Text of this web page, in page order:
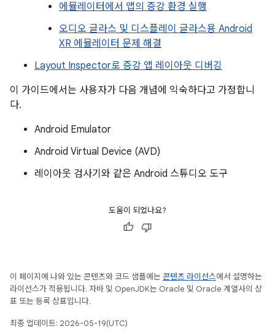
에뮬레이터에서 앱의 증강 환경 실행
오디오 글라스 및 디스플레이 글라스용 Android
XR 에뮬레이터 문제 해결
Layout Inspector로 증강 앱 레이아웃 디버깅
이 가이드에서는 사용자가 다음 개념에 익숙하다고 가정합니
다.
Android Emulator
Android Virtual Device (AVD)
레이아웃 검사기와 같은 Android 스튜디오 도구
도움이 되었나요?
이 페이지에 나와 있는 콘텐츠와 코드 샘플에는 콘텐츠 라이선스에서 설명하는
라이선스가 적용됩니다. 자바 및 OpenJDK는 Oracle 및 Oracle 계열사의 상
표 또는 등록 상표입니다.
최종 업데이트: 2026-05-19(UTC)